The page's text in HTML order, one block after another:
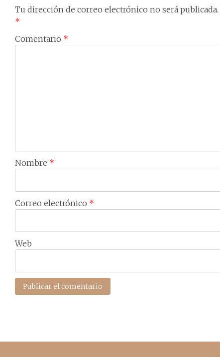
Tu dirección de correo electrónico no será publicada.
*
Comentario *
Nombre *
Correo electrónico *
Web